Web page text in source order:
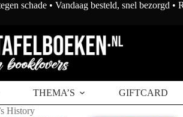
aan winkelwagen
schade • Vandaag besteld, snel bezorgd •
THEMA’S GIFTCARD
History